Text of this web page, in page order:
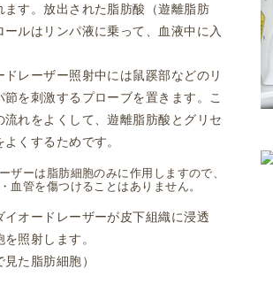
ます。放出された脂肪酸（遊離脂肪
ールはリンパ液に乗って、血液中に入
ドレーザー照射中には鼠蹊部などのリ
節を刺激するプローブを置きます。こ
流れをよくして、遊離脂肪酸とグリセ
くするためです。
ザーは脂肪細胞のみに作用しますので、
血管を傷つけることはありません。
イオードレーザーが皮下組織に浸透
照射します。
見た脂肪細胞）